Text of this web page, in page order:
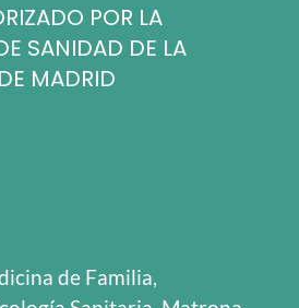
POR LA
SANIDAD DE LA
MADRID
de Familia,